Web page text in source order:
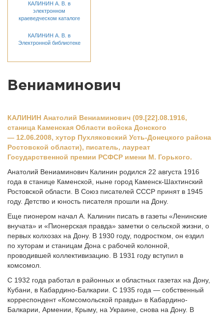
КАЛИНИН А. В. в
электронном
краеведческом каталоге
КАЛИНИН А. В. в
Электронной библиотеке
Вениаминович
КАЛИНИН Анатолий Вениаминович (09.[22].08.1916,
станица Каменская Области войска Донского
— 12.06.2008, хутор Пухляковский Усть-Донецкого района
Ростовской области), писатель, лауреат
Государственной премии РСФСР имени М. Горького.
Анатолий Вениаминович Калинин родился 22 августа 1916
года в станице Каменской, ныне го­род Каменск-Шахтинский
Ро­стовской области. В Союз писателей СССР принят в 1945
году. Детство и юность писателя прошли на Дону.
Еще пионером начал А. Калинин писать в газеты «Ленинские
внучата» и «Пионерская правда» заметки о сельской жизни, о
пер­вых колхозах на Дону. В 1930 году, подростком, он ездил
по хуто­рам и станицам Дона с рабочей колонной,
проводившей коллекти­визацию. В 1931 году вступил в
комсомол.
С 1932 года работал в районных и областных газетах на Дону,
Кубани, в Кабардино-Балкарии. С 1935 года — собственный
кор­респондент «Комсомольской правды» в Кабардино-
Балкарии, Ар­мении, Крыму, на Украине, снова на Дону. В